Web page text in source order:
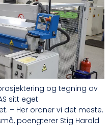
og tegning av
sitt eget
– Her ordner vi det meste.
poengterer Stig Harald